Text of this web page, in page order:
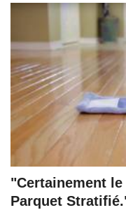
"Certainement
Parquet